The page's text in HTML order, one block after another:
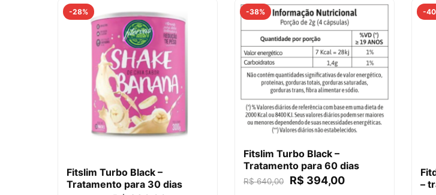
-28%
Fitslim Turbo Black –
Tratamento para 30 dias
-38%
Fitslim Turbo Black –
Tratamento para 60 dias
R$640,00 R$ 394,00
-
–